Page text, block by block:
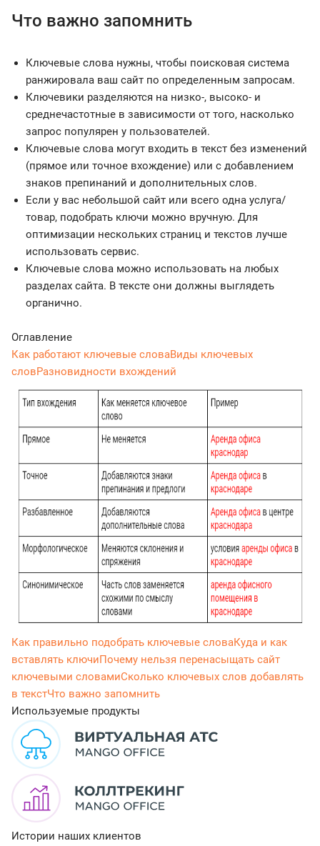
Что важно запомнить
Ключевые слова нужны, чтобы поисковая система
ранжировала ваш сайт по определенным запросам.
Ключевики разделяются на низко-, высоко- и
среднечастотные в зависимости от того, насколько
запрос популярен у пользователей.
Ключевые слова могут входить в текст без изменений
(прямое или точное вхождение) или с добавлением
знаков препинаний и дополнительных слов.
Если у вас небольшой сайт или всего одна услуга/
товар, подобрать ключи можно вручную. Для
оптимизации нескольких страниц и текстов лучше
использовать сервис.
Ключевые слова можно использовать на любых
разделах сайта. В тексте они должны выглядеть
органично.
Оглавление
Как работают ключевые словаВиды ключевых
словРазновидности вхождений
Как правильно подобрать ключевые словаКуда и как
вставлять ключиПочему нельзя перенасыщать сайт
ключевыми словамиСколько ключевых слов добавлять
в текстЧто важно запомнить
Используемые продукты
Истории наших клиентов